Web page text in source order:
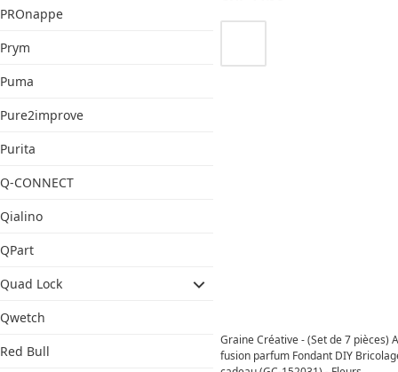
PROnappe
Prym
Puma
Pure2improve
Purita
Q-CONNECT
Qialino
QPart
Quad Lock
Qwetch
Red Bull
Graine Créative - (Set de 7 pièces)
fusion parfum Fondant DIY